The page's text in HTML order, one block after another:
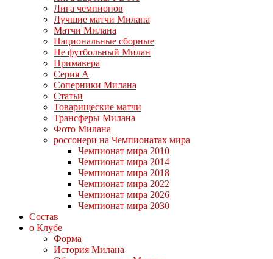
Лига чемпионов
Лучшие матчи Милана
Матчи Милана
Национальные сборные
Не футбольный Милан
Примавера
Серия А
Соперники Милана
Статьи
Товарищеские матчи
Трансферы Милана
Фото Милана
россонери на Чемпионатах мира
Чемпионат мира 2010
Чемпионат мира 2014
Чемпионат мира 2018
Чемпионат мира 2022
Чемпионат мира 2026
Чемпионат мира 2030
Состав
о Клубе
Форма
История Милана